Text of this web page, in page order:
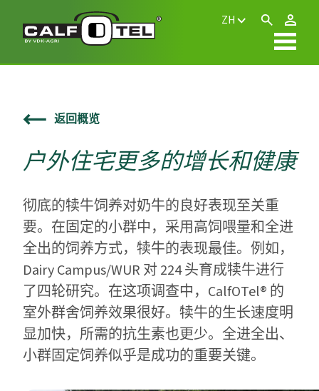
ZH
返回概览
户外住宅更多的增长和健康
彻底的犊牛饲养对奶牛的良好表现至关重
要。在固定的小群中，采用高饲喂量和全进
全出的饲养方式，犊牛的表现最佳。例如，
Dairy Campus/WUR 对 224 头育成犊牛进行
了四轮研究。在这项调查中，CalfOTel® 的
室外群舍饲养效果很好。犊牛的生长速度明
显加快，所需的抗生素也更少。全进全出、
小群固定饲养似乎是成功的重要关键。